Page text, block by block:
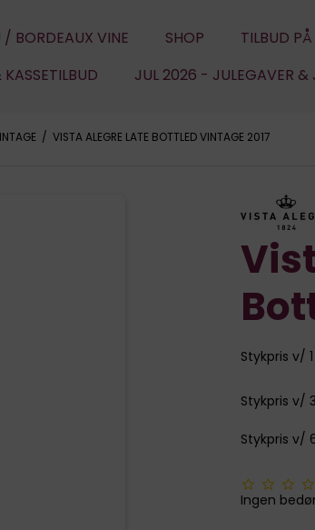
BORDEAUX VINE SHOP
TILBUD
JUL 2026 - JULEGAVER &
/ VISTA ALEGRE LATE BOTTLED VINTAGE 2017
Stykpris v/
Stykpris v/
Stykpris v/
Ingen